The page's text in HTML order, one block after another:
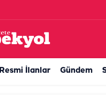
Resmi İlanlar Gündem